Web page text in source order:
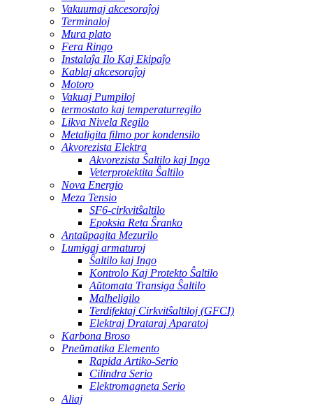
Vakuumaj akcesoraĵoj
Terminaloj
Mura plato
Fera Ringo
Instalaĵa Ilo Kaj Ekipaĵo
Kablaj akcesoraĵoj
Motoro
Vakuaj Pumpiloj
termostato kaj temperaturregilo
Likva Nivela Regilo
Metaligita filmo por kondensilo
Akvorezista Elektra
Akvorezista Ŝaltilo kaj Ingo
Veterprotektita Ŝaltilo
Nova Energio
Meza Tensio
SF6-cirkvitŝaltilo
Epoksia Reta Ŝranko
Antaŭpagita Mezurilo
Lumigaj armaturoj
Ŝaltilo kaj Ingo
Kontrolo Kaj Protekto Ŝaltilo
Aŭtomata Transiga Ŝaltilo
Malheligilo
Terdifektaj Cirkvitŝaltiloj (GFCI)
Elektraj Drataraj Aparatoj
Karbona Broso
Pneŭmatika Elemento
Rapida Artiko-Serio
Cilindra Serio
Elektromagneta Serio
Aliaj